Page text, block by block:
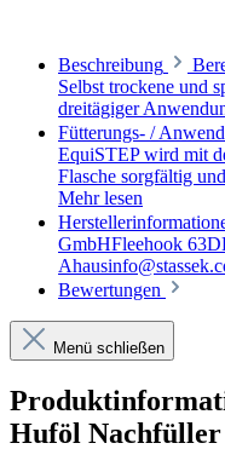
Beschreibung
Selbst trockene und
dreitägiger
Fütterungs- /
EquiSTEP wird mit
Flasche sorgfältig
Mehr lesen
GmbHFleehook
Bewertungen
Menü schließen
Huföl